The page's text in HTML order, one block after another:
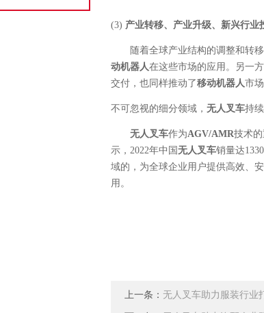
(3) 产业转移、产业升级、新兴行业
随着全球产业结构的调整和转
动机器人在这些市场的应用。另一
交付，也同样推动了移动机器人市
不可忽视的细分领域， 无人叉车持
无人叉车作为AGV/AMR技术
示， 2022年中国 无人叉车销量达
域的，为全球企业用户提供高效、
用。
上一条： 无人叉车助力服装行业